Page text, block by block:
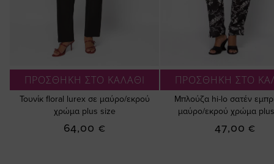
ΠΡΟΣΘΗΚΗ ΣΤΟ ΚΑΛΑΘΙ
Τουνίκ floral lurex σε μαύρο/εκρού
χρώμα plus size
64,00 €
ΠΡΟΣΘΗΚΗ ΣΤΟ
Μπλούζα hi-lo σατέν
μαύρο/εκρού χρώμα
47,00 €